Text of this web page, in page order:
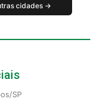
cidades →
SP